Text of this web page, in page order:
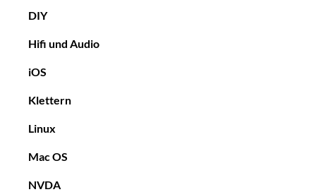
DIY
Hifi und Audio
iOS
Klettern
Linux
Mac OS
NVDA